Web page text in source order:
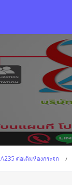
A235 ต่อเติมห้องกระจก